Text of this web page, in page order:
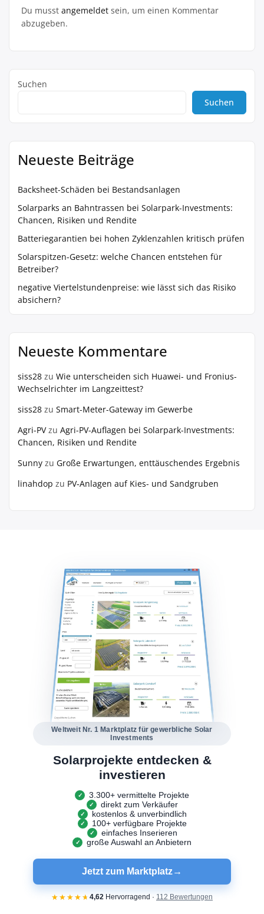
Du musst angemeldet sein, um einen Kommentar
abzugeben.
Suchen
Suchen
Neueste Beiträge
Backsheet-Schäden bei Bestandsanlagen
Solarparks an Bahntrassen bei Solarpark-Investments:
Chancen, Risiken und Rendite
Batteriegarantien bei hohen Zyklenzahlen kritisch prüfen
Solarspitzen-Gesetz: welche Chancen entstehen für
Betreiber?
negative Viertelstundenpreise: wie lässt sich das Risiko
absichern?
Neueste Kommentare
siss28 zu Wie unterscheiden sich Huawei- und Fronius-
Wechselrichter im Langzeittest?
siss28 zu Smart-Meter-Gateway im Gewerbe
Agri-PVzu Agri-PV-Auflagen bei Solarpark-Investments:
Chancen, Risiken und Rendite
Sunny zu Große Erwartungen, enttäuschendes Ergebnis
linahdop zu PV‑Anlagen auf Kies- und Sandgruben